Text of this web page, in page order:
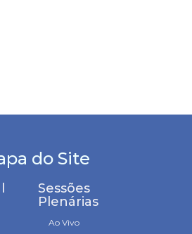
do Site
Sessões
Plenárias
Ao Vivo